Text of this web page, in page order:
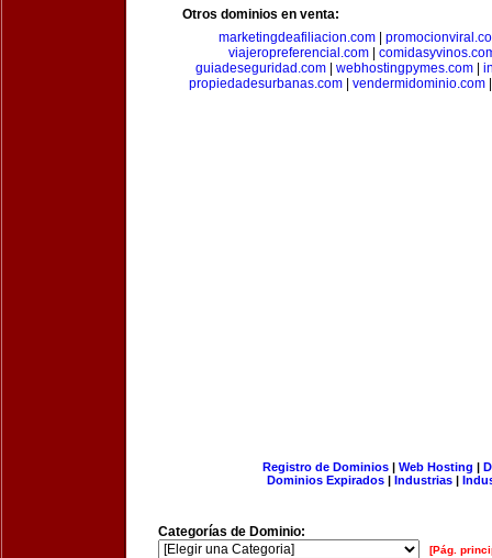
Otros dominios en venta:
marketingdeafiliacion.com|
viajeropreferencial.com
guiadeseguridad.com| webhostingpymes.com|
propiedadesurbanas.com
vendermidominio.com
Registro de Dominios| Web Hosting |
Dominios Expirados | Industrias |
Categorías de Dominio:
[Pág.